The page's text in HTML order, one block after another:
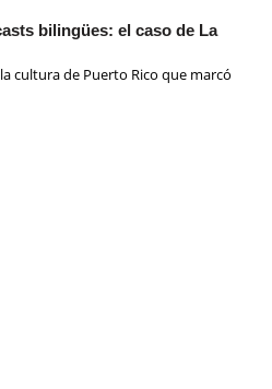
bilingües: el caso de La
cultura de Puerto Rico que marcó